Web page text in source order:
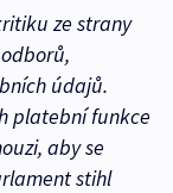
ze strany
údajů.
platební funkce
aby se
stihl